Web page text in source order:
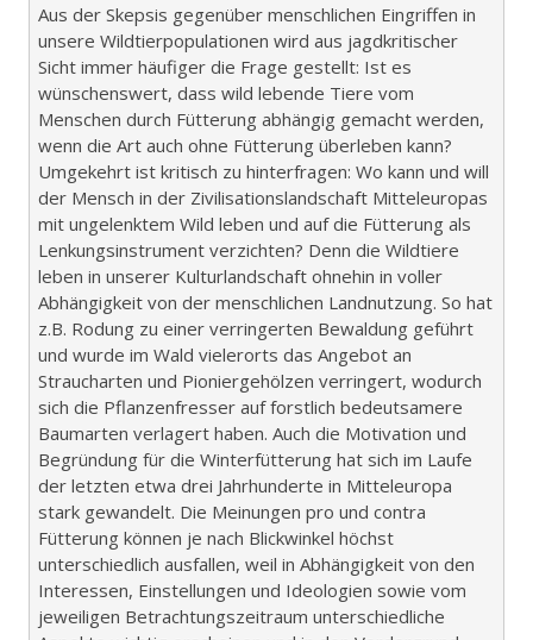
Aus der Skepsis gegenüber menschlichen Eingriffen in
unsere Wildtierpopulationen wird aus jagdkritischer
Sicht immer häufiger die Frage gestellt: Ist es
wünschenswert, dass wild lebende Tiere vom
Menschen durch Fütterung abhängig gemacht werden,
wenn die Art auch ohne Fütterung überleben kann?
Umgekehrt ist kritisch zu hinterfragen: Wo kann und will
der Mensch in der Zivilisationslandschaft Mitteleuropas
mit ungelenktem Wild leben und auf die Fütterung als
Lenkungsinstrument verzichten? Denn die Wildtiere
leben in unserer Kulturlandschaft ohnehin in voller
Abhängigkeit von der menschlichen Landnutzung. So hat
z.B. Rodung zu einer verringerten Bewaldung geführt
und wurde im Wald vielerorts das Angebot an
Straucharten und Pioniergehölzen verringert, wodurch
sich die Pflanzenfresser auf forstlich bedeutsamere
Baumarten verlagert haben. Auch die Motivation und
Begründung für die Winterfütterung hat sich im Laufe
der letzten etwa drei Jahrhunderte in Mitteleuropa
stark gewandelt. Die Meinungen pro und contra
Fütterung können je nach Blickwinkel höchst
unterschiedlich ausfallen, weil in Abhängigkeit von den
Interessen, Einstellungen und Ideologien sowie vom
jeweiligen Betrachtungszeitraum unterschiedliche